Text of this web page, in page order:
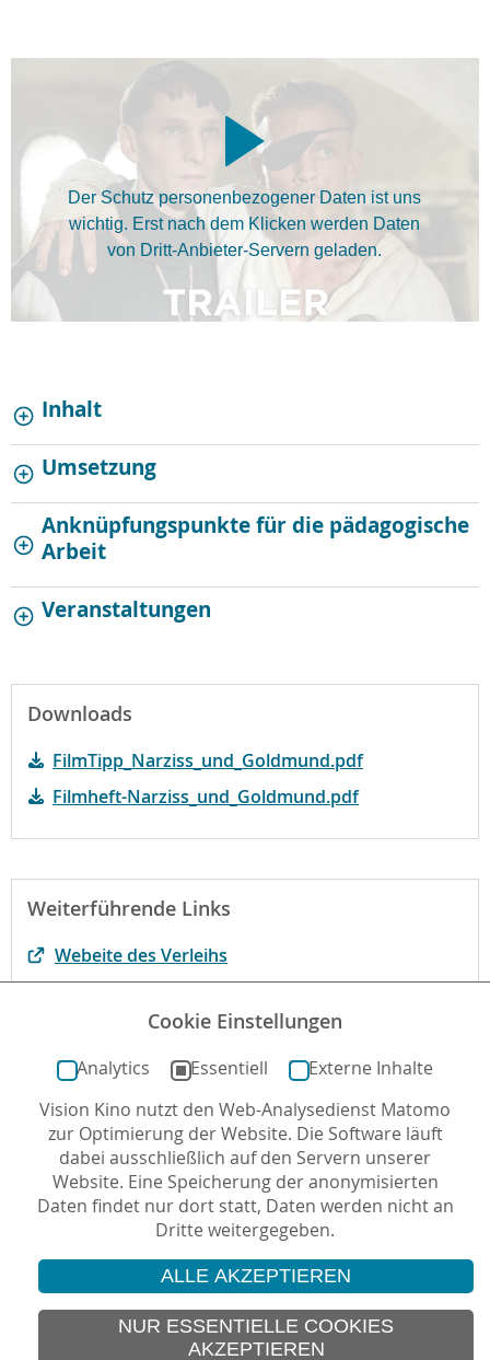
Der Schutz personenbezogener Daten ist uns
wichtig. Erst nach dem Klicken werden Daten
von Dritt-Anbieter-Servern geladen.
Inhalt
Umsetzung
Anknüpfungspunkte für die pädagogische
Arbeit
Veranstaltungen
Downloads
FilmTipp_Narziss_und_Goldmund.pdf
Filmheft-Narziss_und_Goldmund.pdf
Weiterführende Links
Webeite des Verleihs
Der Film bei filmportal.de
Interaktives Unterrichtsmaterial von Ammma
Autor*in: Burkhard Wetekam , 15.01.2020 , letzte
Aktualisierung: 12.05.2026
© 2026 Vision Kino
IMPRESSUM
SITEMAP
Cookie Einstellungen
Analytics Essentiell
Externe Inhalte
Vision Kino nutzt den Web-Analysedienst Matomo
zur Optimierung der Website. Die Software läuft
dabei ausschließlich auf den Servern unserer
Website. Eine Speicherung der anonymisierten
Daten findet nur dort statt, Daten werden nicht an
Dritte weitergegeben.
ALLE AKZEPTIEREN
NUR ESSENTIELLE COOKIES
AKZEPTIEREN